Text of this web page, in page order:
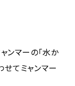
ンマーの「水か
せてミャンマー